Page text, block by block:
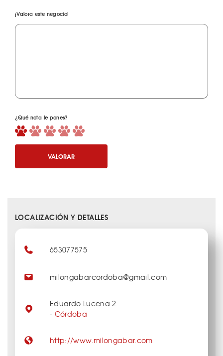
¡Valora este negocio!
¿Qué nota le pones?
VALORAR
LOCALIZACIÓN Y DETALLES
653077575
milongabarcordoba@gmail.com
Eduardo Lucena 2
- Córdoba
http://www.milongabar.com